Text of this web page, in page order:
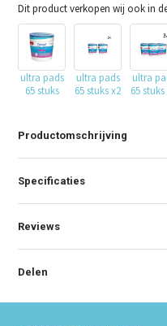
Dit product verkopen wij ook in
ultra pads
65 stuks
ultra pads
65 stuks x2
ultra
65 stuks
Productomschrijving
Specificaties
Reviews
Delen